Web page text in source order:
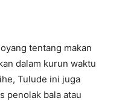
tentang makan
dalam kurun waktu
Tulude ini juga
penolak bala atau